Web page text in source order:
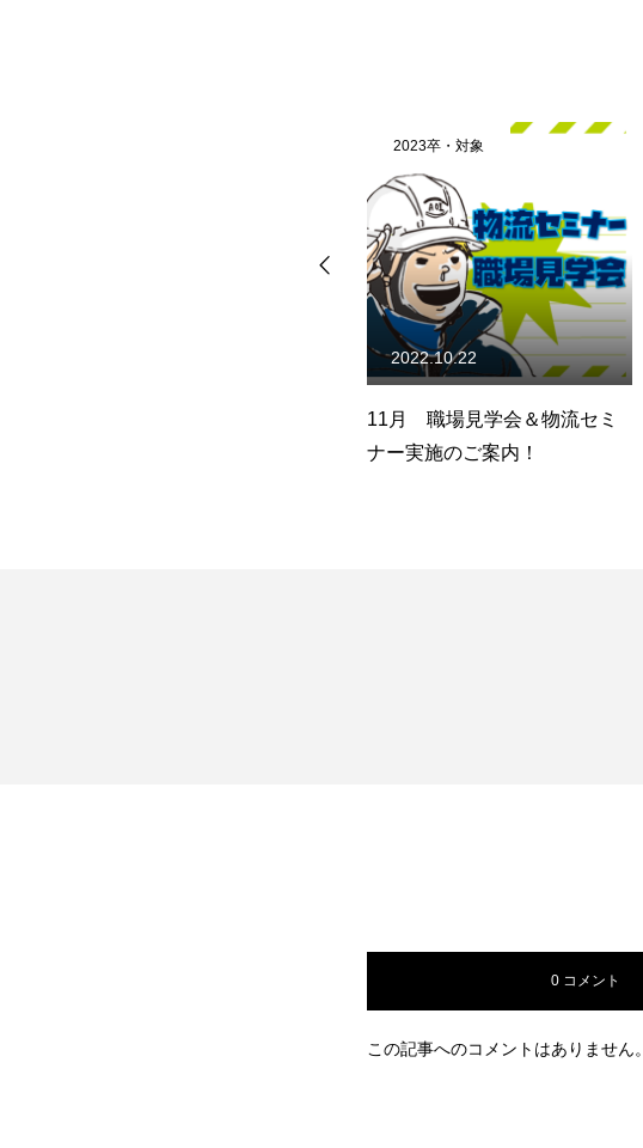
2023卒・対象
11月 職場見学会＆物流セミ
ナー実施のご案内！
2022.10.22
0 コメント
この記事へのコメントはありません。